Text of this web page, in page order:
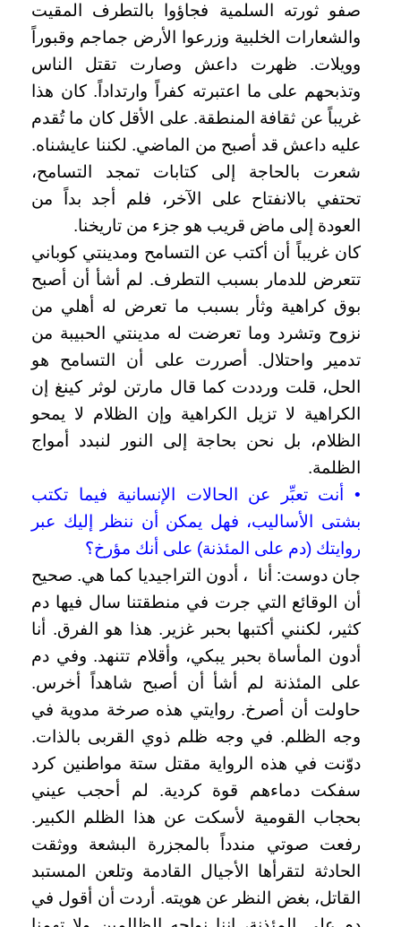
صفو ثورته السلمية فجاؤوا بالتطرف المقيت
والشعارات الخلبية وزرعوا الأرض جماجم وقبوراً
وويلات. ظهرت داعش وصارت تقتل الناس
وتذبحهم على ما اعتبرته كفراً وارتداداً. كان هذا
غريباً عن ثقافة المنطقة. على الأقل كان ما تُقدم
عليه داعش قد أصبح من الماضي. لكننا عايشناه.
شعرت بالحاجة إلى كتابات تمجد التسامح،
تحتفي بالانفتاح على الآخر، فلم أجد بداً من
العودة إلى ماض قريب هو جزء من تاريخنا.
كان غريباً أن أكتب عن التسامح ومدينتي كوباني
تتعرض للدمار بسبب التطرف. لم أشأ أن أصبح
بوق كراهية وثأر بسبب ما تعرض له أهلي من
نزوح وتشرد وما تعرضت له مدينتي الحبيبة من
تدمير واحتلال. أصررت على أن التسامح هو
الحل، قلت ورددت كما قال مارتن لوثر كينغ إن
الكراهية لا تزيل الكراهية وإن الظلام لا يمحو
الظلام، بل نحن بحاجة إلى النور لنبدد أمواج
الظلمة.
• أنت تعبِّر عن الحالات الإنسانية فيما تكتب
بشتى الأساليب، فهل يمكن أن ننظر إليك عبر
روايتك (دم على المئذنة) على أنك مؤرخ؟
جان دوست: أنا ، أدون التراجيديا كما هي. صحيح
أن الوقائع التي جرت في منطقتنا سال فيها دم
كثير، لكنني أكتبها بحبر غزير. هذا هو الفرق. أنا
أدون المأساة بحبر يبكي، وأقلام تتنهد. وفي دم
على المئذنة لم أشأ أن أصبح شاهداً أخرس.
حاولت أن أصرخ. روايتي هذه صرخة مدوية في
وجه الظلم. في وجه ظلم ذوي القربى بالذات.
دوّنت في هذه الرواية مقتل ستة مواطنين كرد
سفكت دماءهم قوة كردية. لم أحجب عيني
بحجاب القومية لأسكت عن هذا الظلم الكبير.
رفعت صوتي مندداً بالمجزرة البشعة ووثقت
الحادثة لتقرأها الأجيال القادمة وتلعن المستبد
القاتل، بغض النظر عن هويته. أردت أن أقول في